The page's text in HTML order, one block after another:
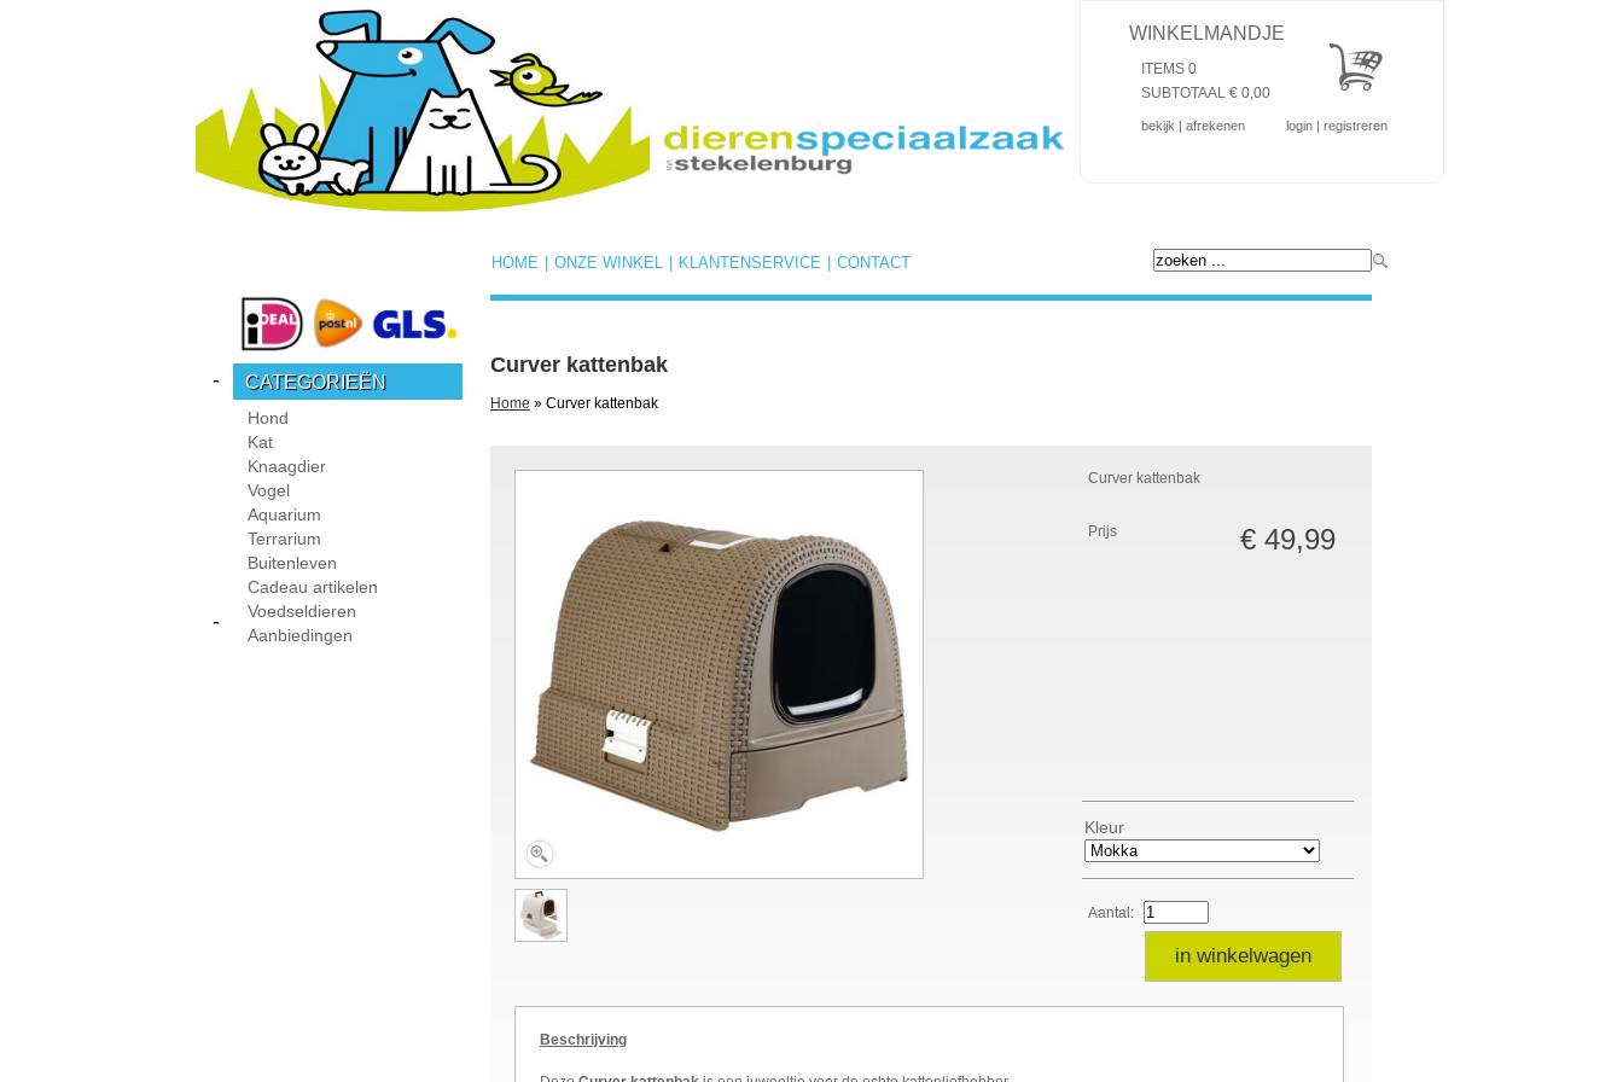
WINKELMANDJE
ITEMS 0
SUBTOTAAL € 0,00
bekijk | afrekenen login | registreren
CONTACT
KLANTENSERVICE
ONZE WINKEL
HOME
CATEGORIEËN
-
Hond
Kat
Knaagdier
Vogel
Aquarium
Terrarium
Buitenleven
Cadeau artikelen
Voedseldieren
Aanbiedingen
-
Curver kattenbak
Home » Curver kattenbak
Curver kattenbak
Prijs € 49,99
Kleur
Aantal:
in winkelwagen
Beschrijving